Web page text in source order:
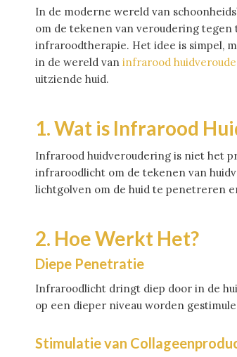
In de moderne wereld van
om de tekenen van veroudering tegen
infraroodtherapie. Het idee is simpel,
in de wereld van infrarood
uitziende huid.
1. Wat is Infrarood
Infrarood huidveroudering is niet het
infraroodlicht om de tekenen van
lichtgolven om de huid te penetreren
2. Hoe Werkt Het?
Diepe Penetratie
Infraroodlicht dringt diep door in de
op een dieper niveau worden
Stimulatie van